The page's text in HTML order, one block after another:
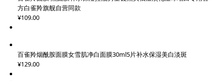
方白雀羚旗舰自营同款
¥109.00
百雀羚烟酰胺面膜女雪肌净白面膜30ml5片补水保湿美白淡斑
¥129.00